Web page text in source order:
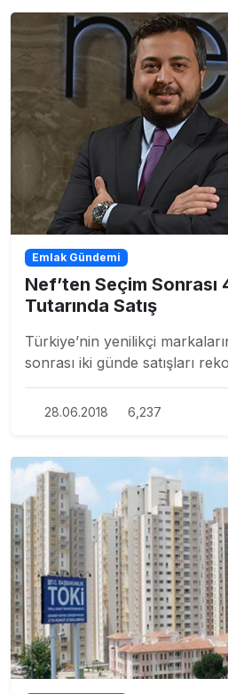
Emlak Gündemi
Nef’ten Seçim Sonrası
Tutarında Satış
Türkiye’nin yenilikçi
sonrası iki günde satışları
28.06.2018 6,237